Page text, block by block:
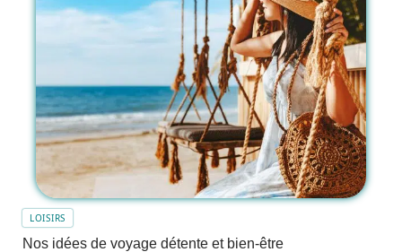
LOISIRS
Nos idées de voyage détente et bien-être